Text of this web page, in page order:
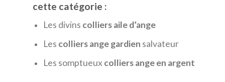
cette catégorie :
Les divins colliers aile d’ange
Les colliers ange gardien salvateur
Les somptueux colliers ange en argent